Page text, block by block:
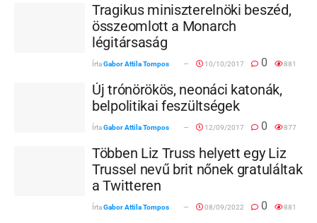
Tragikus miniszterelnöki beszéd,
összeomlott a Monarch
légitársaság
ÍrtaGabor Attila Tompos 10/10/2017 0 881
Új trónörökös, neonáci katonák,
belpolitikai feszültségek
ÍrtaGabor Attila Tompos 12/09/2017 0 877
Többen Liz Truss helyett egy Liz
Trussel nevű brit nőnek gratuláltak
a Twitteren
ÍrtaGabor Attila Tompos 08/09/2022 0 881